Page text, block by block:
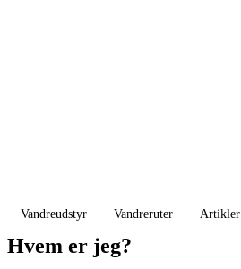
Vandreudstyr Vandreruter Artikler
Hvem er jeg?